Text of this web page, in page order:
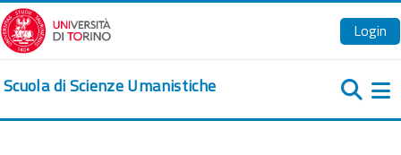
Vai al contenuto principale
Login
Scuola di Scienze Umanistiche